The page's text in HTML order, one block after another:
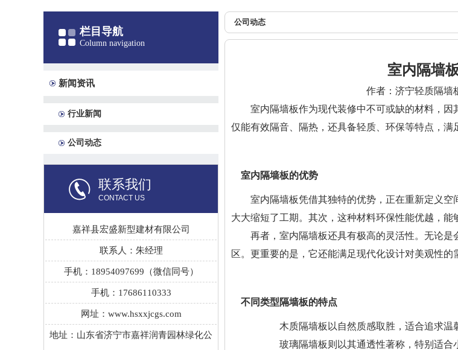
栏目导航
Column navigation
新闻资讯
行业新闻
公司动态
联系我们
CONTACT US
嘉祥县宏盛新型建材有限公司
联系人：朱经理
手机：18954097699（微信同号）
手机：17686110333
网址：www.hsxxjcgs.com
地址：山东省济宁市嘉祥润青园林绿化公
公司动态
室内隔墙
作者：济宁轻质隔墙
室内隔墙板作为现代装修中不可或缺的材料，
仅能有效隔音、隔热，还具备轻质、环保等特点，满
室内隔墙板的优势
室内隔墙板凭借其独特的优势，正在重新定义空
大大缩短了工期。其次，这种材料环保性能优越，能
再者，室内隔墙板还具有极高的灵活性。无论
区。更重要的是，它还能满足现代化设计对美观性的
不同类型隔墙板的特点
木质隔墙板以自然质感取胜，适合追求温
玻璃隔墙板则以其通透性著称，特别适合